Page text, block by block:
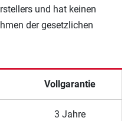
und hat keinen
der gesetzlichen
Vollgarantie
3 Jahre